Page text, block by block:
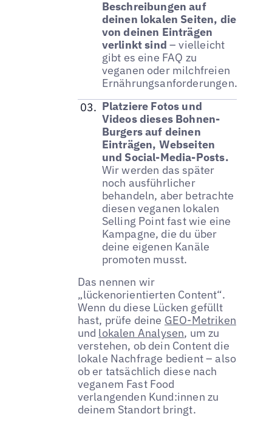
Beschreibungen auf
deinen lokalen Seiten, die
von deinen Einträgen
verlinkt sind – vielleicht
gibt es eine FAQ zu
veganen oder milchfreien
Ernährungsanforderungen.
Platziere Fotos und
Videos dieses Bohnen-
Burgers auf deinen
Einträgen, Webseiten
und Social-Media-Posts.
Wir werden das später
noch ausführlicher
behandeln, aber betrachte
diesen veganen lokalen
Selling Point fast wie eine
Kampagne, die du über
deine eigenen Kanäle
promoten musst.
Das nennen wir
„lückenorientierten Content“.
Wenn du diese Lücken gefüllt
hast, prüfe deine GEO-Metriken
und lokalen Analysen, um zu
verstehen, ob dein Content die
lokale Nachfrage bedient – also
ob er tatsächlich diese nach
veganem Fast Food
verlangenden Kund:innen zu
deinem Standort bringt.